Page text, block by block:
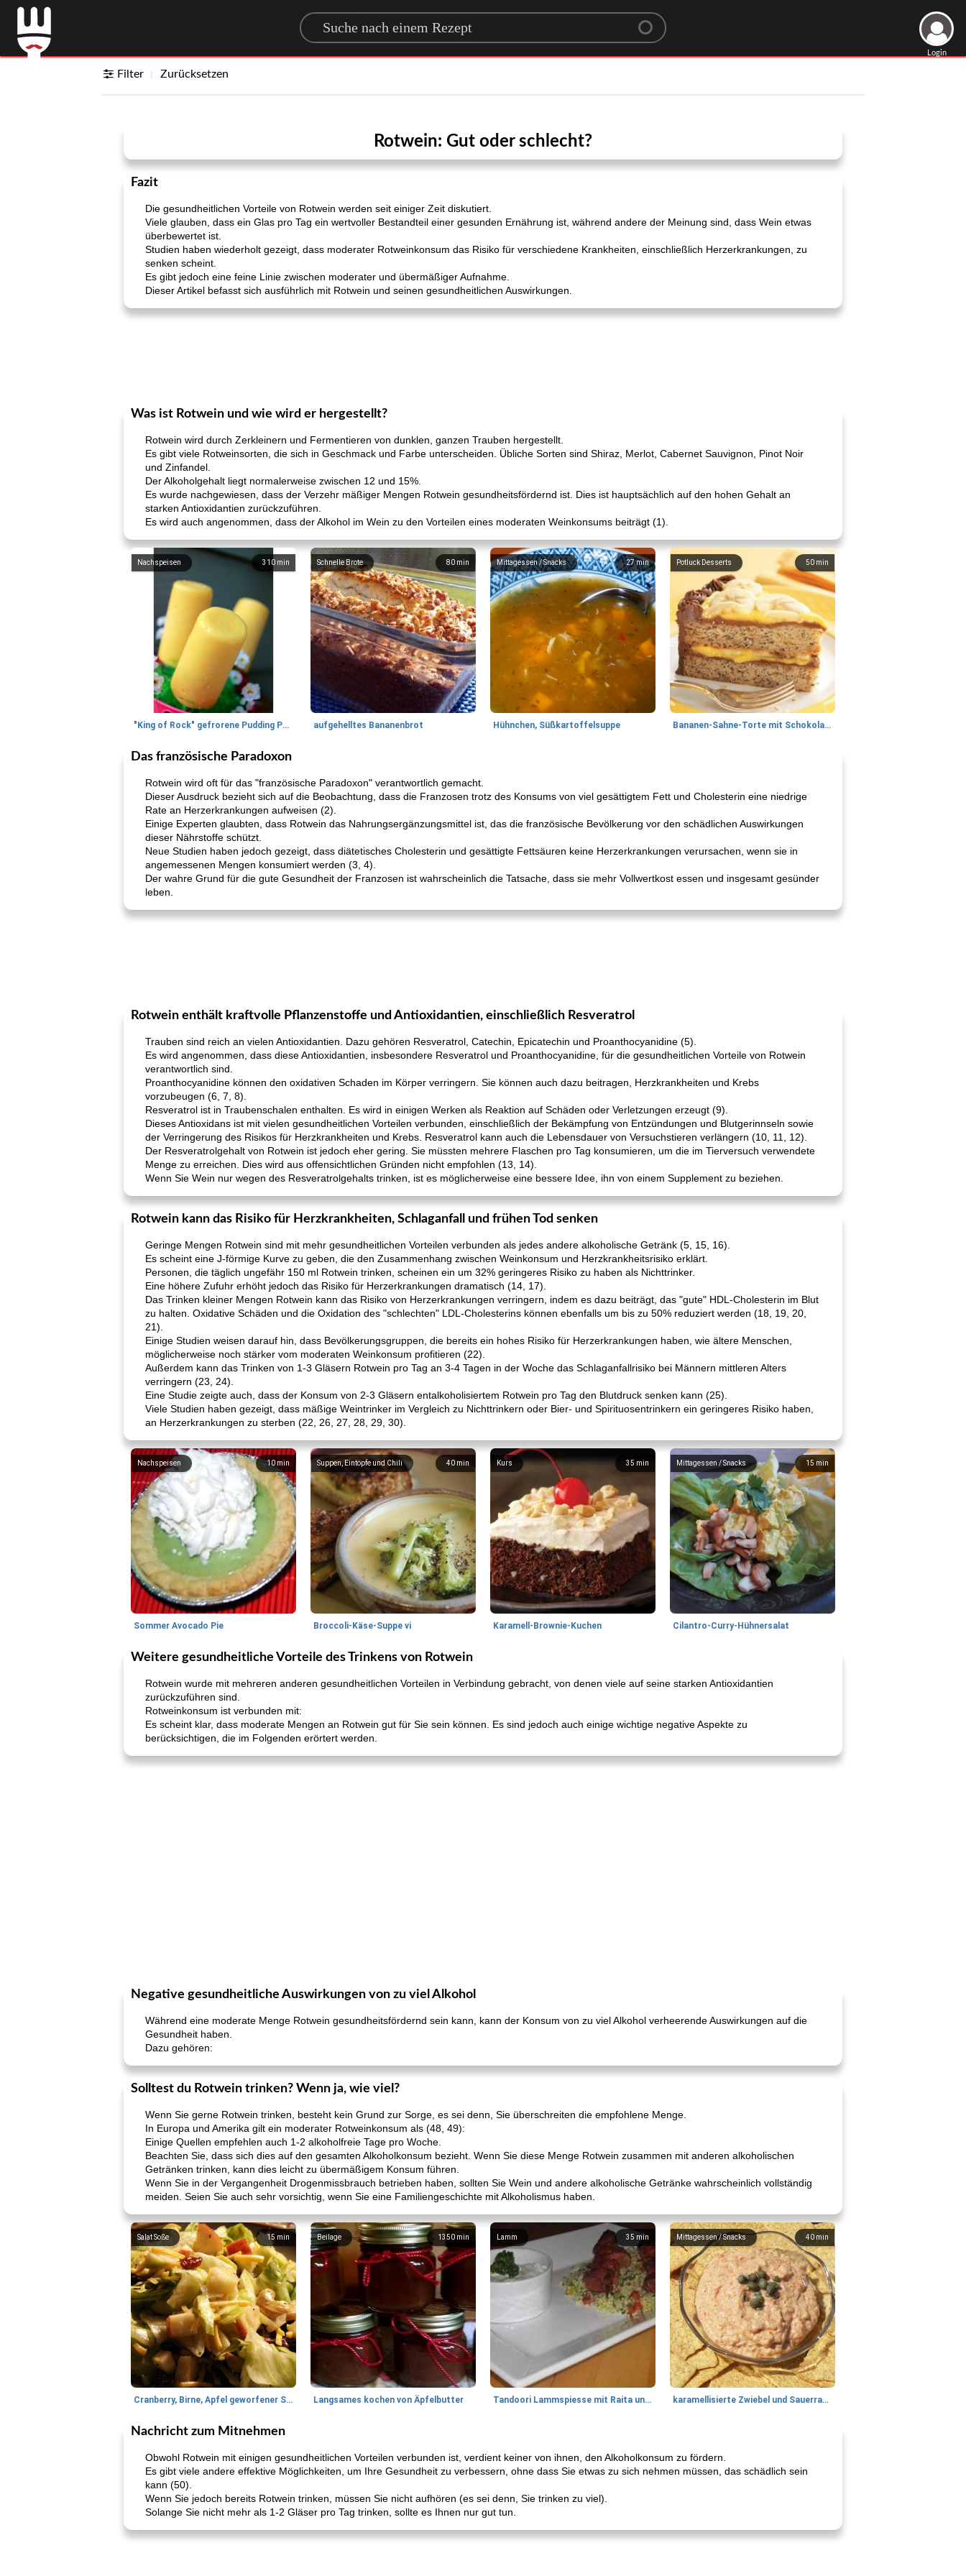
Search for a recipe
Login
Filter Zurücksetzen
Rotwein: Gut oder schlecht?
Fazit
Die gesundheitlichen Vorteile von Rotwein werden seit einiger Zeit diskutiert.
Viele glauben, dass ein Glas pro Tag ein wertvoller Bestandteil einer gesunden Ernährung ist, während andere der Meinung sind, dass Wein etwas
überbewertet ist.
Studien haben wiederholt gezeigt, dass moderater Rotweinkonsum das Risiko für verschiedene Krankheiten, einschließlich Herzerkrankungen, zu
senken scheint.
Es gibt jedoch eine feine Linie zwischen moderater und übermäßiger Aufnahme.
Dieser Artikel befasst sich ausführlich mit Rotwein und seinen gesundheitlichen Auswirkungen.
Was ist Rotwein und wie wird er hergestellt?
Rotwein wird durch Zerkleinern und Fermentieren von dunklen, ganzen Trauben hergestellt.
Es gibt viele Rotweinsorten, die sich in Geschmack und Farbe unterscheiden. Übliche Sorten sind Shiraz, Merlot, Cabernet Sauvignon, Pinot Noir
und Zinfandel.
Der Alkoholgehalt liegt normalerweise zwischen 12 und 15%.
Es wurde nachgewiesen, dass der Verzehr mäßiger Mengen Rotwein gesundheitsfördernd ist. Dies ist hauptsächlich auf den hohen Gehalt an
starken Antioxidantien zurückzuführen.
Es wird auch angenommen, dass der Alkohol im Wein zu den Vorteilen eines moderaten Weinkonsums beiträgt (1).
310 min
Nachspeisen
"King of Rock" gefrorene Pudding Pops
80 min
Schnelle Brote
aufgehelltes Bananenbrot
27min
Mittagessen / Snacks
Hühnchen, Süßkartoffelsuppe
50 min
Potluck Desserts
Bananen-Sahne-Torte mit Schokoladenglasur
Das französische Paradoxon
Rotwein wird oft für das "französische Paradoxon" verantwortlich gemacht.
Dieser Ausdruck bezieht sich auf die Beobachtung, dass die Franzosen trotz des Konsums von viel gesättigtem Fett und Cholesterin eine niedrige
Rate an Herzerkrankungen aufweisen (2).
Einige Experten glaubten, dass Rotwein das Nahrungsergänzungsmittel ist, das die französische Bevölkerung vor den schädlichen Auswirkungen
dieser Nährstoffe schützt.
Neue Studien haben jedoch gezeigt, dass diätetisches Cholesterin und gesättigte Fettsäuren keine Herzerkrankungen verursachen, wenn sie in
angemessenen Mengen konsumiert werden (3, 4).
Der wahre Grund für die gute Gesundheit der Franzosen ist wahrscheinlich die Tatsache, dass sie mehr Vollwertkost essen und insgesamt gesünder
leben.
Rotwein enthält kraftvolle Pflanzenstoffe und Antioxidantien, einschließlich Resveratrol
Trauben sind reich an vielen Antioxidantien. Dazu gehören Resveratrol, Catechin, Epicatechin und Proanthocyanidine (5).
Es wird angenommen, dass diese Antioxidantien, insbesondere Resveratrol und Proanthocyanidine, für die gesundheitlichen Vorteile von Rotwein
verantwortlich sind.
Proanthocyanidine können den oxidativen Schaden im Körper verringern. Sie können auch dazu beitragen, Herzkrankheiten und Krebs
vorzubeugen (6, 7, 8).
Resveratrol ist in Traubenschalen enthalten. Es wird in einigen Werken als Reaktion auf Schäden oder Verletzungen erzeugt (9).
Dieses Antioxidans ist mit vielen gesundheitlichen Vorteilen verbunden, einschließlich der Bekämpfung von Entzündungen und Blutgerinnseln sowie
der Verringerung des Risikos für Herzkrankheiten und Krebs. Resveratrol kann auch die Lebensdauer von Versuchstieren verlängern (10, 11, 12).
Der Resveratrolgehalt von Rotwein ist jedoch eher gering. Sie müssten mehrere Flaschen pro Tag konsumieren, um die im Tierversuch verwendete
Menge zu erreichen. Dies wird aus offensichtlichen Gründen nicht empfohlen (13, 14).
Wenn Sie Wein nur wegen des Resveratrolgehalts trinken, ist es möglicherweise eine bessere Idee, ihn von einem Supplement zu beziehen.
Rotwein kann das Risiko für Herzkrankheiten, Schlaganfall und frühen Tod senken
Geringe Mengen Rotwein sind mit mehr gesundheitlichen Vorteilen verbunden als jedes andere alkoholische Getränk (5, 15, 16).
Es scheint eine J-förmige Kurve zu geben, die den Zusammenhang zwischen Weinkonsum und Herzkrankheitsrisiko erklärt.
Personen, die täglich ungefähr 150 ml Rotwein trinken, scheinen ein um 32% geringeres Risiko zu haben als Nichttrinker.
Eine höhere Zufuhr erhöht jedoch das Risiko für Herzerkrankungen dramatisch (14, 17).
Das Trinken kleiner Mengen Rotwein kann das Risiko von Herzerkrankungen verringern, indem es dazu beiträgt, das "gute" HDL-Cholesterin im Blut
zu halten. Oxidative Schäden und die Oxidation des "schlechten" LDL-Cholesterins können ebenfalls um bis zu 50% reduziert werden (18, 19, 20,
21).
Einige Studien weisen darauf hin, dass Bevölkerungsgruppen, die bereits ein hohes Risiko für Herzerkrankungen haben, wie ältere Menschen,
möglicherweise noch stärker vom moderaten Weinkonsum profitieren (22).
Außerdem kann das Trinken von 1-3 Gläsern Rotwein pro Tag an 3-4 Tagen in der Woche das Schlaganfallrisiko bei Männern mittleren Alters
verringern (23, 24).
Eine Studie zeigte auch, dass der Konsum von 2-3 Gläsern entalkoholisiertem Rotwein pro Tag den Blutdruck senken kann (25).
Viele Studien haben gezeigt, dass mäßige Weintrinker im Vergleich zu Nichttrinkern oder Bier- und Spirituosentrinkern ein geringeres Risiko haben,
an Herzerkrankungen zu sterben (22, 26, 27, 28, 29, 30).
10 min
Nachspeisen
Sommer Avocado Pie
40 min
Suppen, Eintöpfe und Chili
Broccoli-Käse-Suppe vi
35 min
Kurs
Karamell-Brownie-Kuchen
15 min
Mittagessen / Snacks
Cilantro-Curry-Hühnersalat
Weitere gesundheitliche Vorteile des Trinkens von Rotwein
Rotwein wurde mit mehreren anderen gesundheitlichen Vorteilen in Verbindung gebracht, von denen viele auf seine starken Antioxidantien
zurückzuführen sind.
Rotweinkonsum ist verbunden mit:
Es scheint klar, dass moderate Mengen an Rotwein gut für Sie sein können. Es sind jedoch auch einige wichtige negative Aspekte zu
berücksichtigen, die im Folgenden erörtert werden.
Negative gesundheitliche Auswirkungen von zu viel Alkohol
Während eine moderate Menge Rotwein gesundheitsfördernd sein kann, kann der Konsum von zu viel Alkohol verheerende Auswirkungen auf die
Gesundheit haben.
Dazu gehören:
Solltest du Rotwein trinken? Wenn ja, wie viel?
Wenn Sie gerne Rotwein trinken, besteht kein Grund zur Sorge, es sei denn, Sie überschreiten die empfohlene Menge.
In Europa und Amerika gilt ein moderater Rotweinkonsum als (48, 49):
Einige Quellen empfehlen auch 1-2 alkoholfreie Tage pro Woche.
Beachten Sie, dass sich dies auf den gesamten Alkoholkonsum bezieht. Wenn Sie diese Menge Rotwein zusammen mit anderen alkoholischen
Getränken trinken, kann dies leicht zu übermäßigem Konsum führen.
Wenn Sie in der Vergangenheit Drogenmissbrauch betrieben haben, sollten Sie Wein und andere alkoholische Getränke wahrscheinlich vollständig
meiden. Seien Sie auch sehr vorsichtig, wenn Sie eine Familiengeschichte mit Alkoholismus haben.
15 min
Salat Soße
Cranberry, Birne, Apfel geworfener Salat
1350 min
Beilage
Langsames kochen von Äpfelbutter
35 min
Lamm
Tandoori Lammspiesse mit Raita und Couscous
40 min
Mittagessen / Snacks
karamellisierte Zwiebel und Sauerrahmaufstrich
Nachricht zum Mitnehmen
Obwohl Rotwein mit einigen gesundheitlichen Vorteilen verbunden ist, verdient keiner von ihnen, den Alkoholkonsum zu fördern.
Es gibt viele andere effektive Möglichkeiten, um Ihre Gesundheit zu verbessern, ohne dass Sie etwas zu sich nehmen müssen, das schädlich sein
kann (50).
Wenn Sie jedoch bereits Rotwein trinken, müssen Sie nicht aufhören (es sei denn, Sie trinken zu viel).
Solange Sie nicht mehr als 1-2 Gläser pro Tag trinken, sollte es Ihnen nur gut tun.